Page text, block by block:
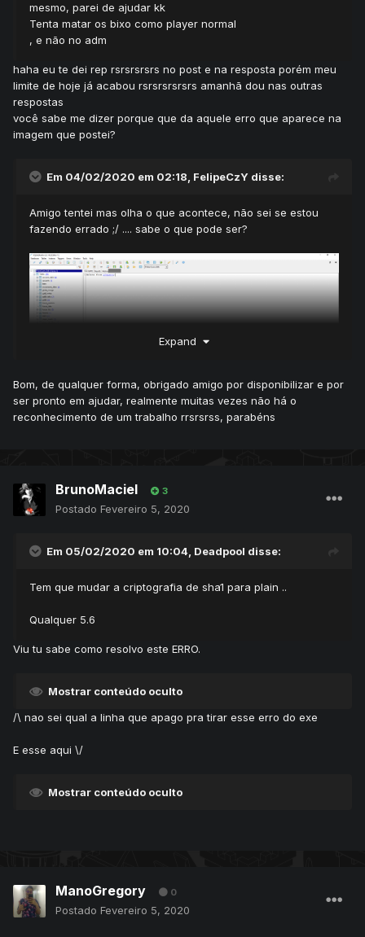
mesmo, parei de ajudar kk
Tenta matar os bixo como player normal
, e não no adm
haha eu te dei rep rsrsrsrsrs no post e na resposta porém meu
limite de hoje já acabou rsrsrsrsrsrs amanhã dou nas outras
respostas
você sabe me dizer porque que da aquele erro que aparece na
imagem que postei?
Em 04/02/2020 em 02:18, FelipeCzY disse:
Amigo tentei mas olha o que acontece, não sei se estou
fazendo errado ;/ .... sabe o que pode ser?
Expand
Bom, de qualquer forma, obrigado amigo por disponibilizar e por
ser pronto em ajudar, realmente muitas vezes não há o
reconhecimento de um trabalho rrsrsrss, parabéns
BrunoMaciel 3
Postado Fevereiro 5, 2020
Em 05/02/2020 em 10:04, Deadpool disse:
Tem que mudar a criptografia de sha1 para plain ..
Qualquer 5.6
Viu tu sabe como resolvo este ERRO.
Mostrar conteúdo oculto
/\ nao sei qual a linha que apago pra tirar esse erro do exe
E esse aqui \/
Mostrar conteúdo oculto
ManoGregory 0
Postado Fevereiro 5, 2020